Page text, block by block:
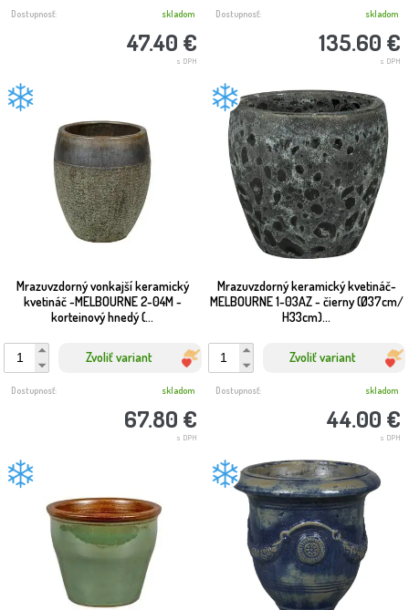
47.40 €
s DPH
Dostupnosť: skladom
135.60 €
s DPH
Dostupnosť: skladom
Mrazuvzdorný vonkajší keramický
kvetináč -MELBOURNE 2-04M -
korteinový hnedý (...
Zvoliť variant
67.80 €
s DPH
Dostupnosť: skladom
Mrazuvzdorný keramický kvetináč-
MELBOURNE 1-03AZ - čierny (Ø37cm/
H33cm)...
Zvoliť variant
44.00 €
s DPH
Dostupnosť: skladom